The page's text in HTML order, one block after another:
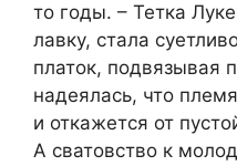
то годы. – Тетка
лавку, стала
платок, подвязывая
надеялась, что
и откажется от
А сватовство к